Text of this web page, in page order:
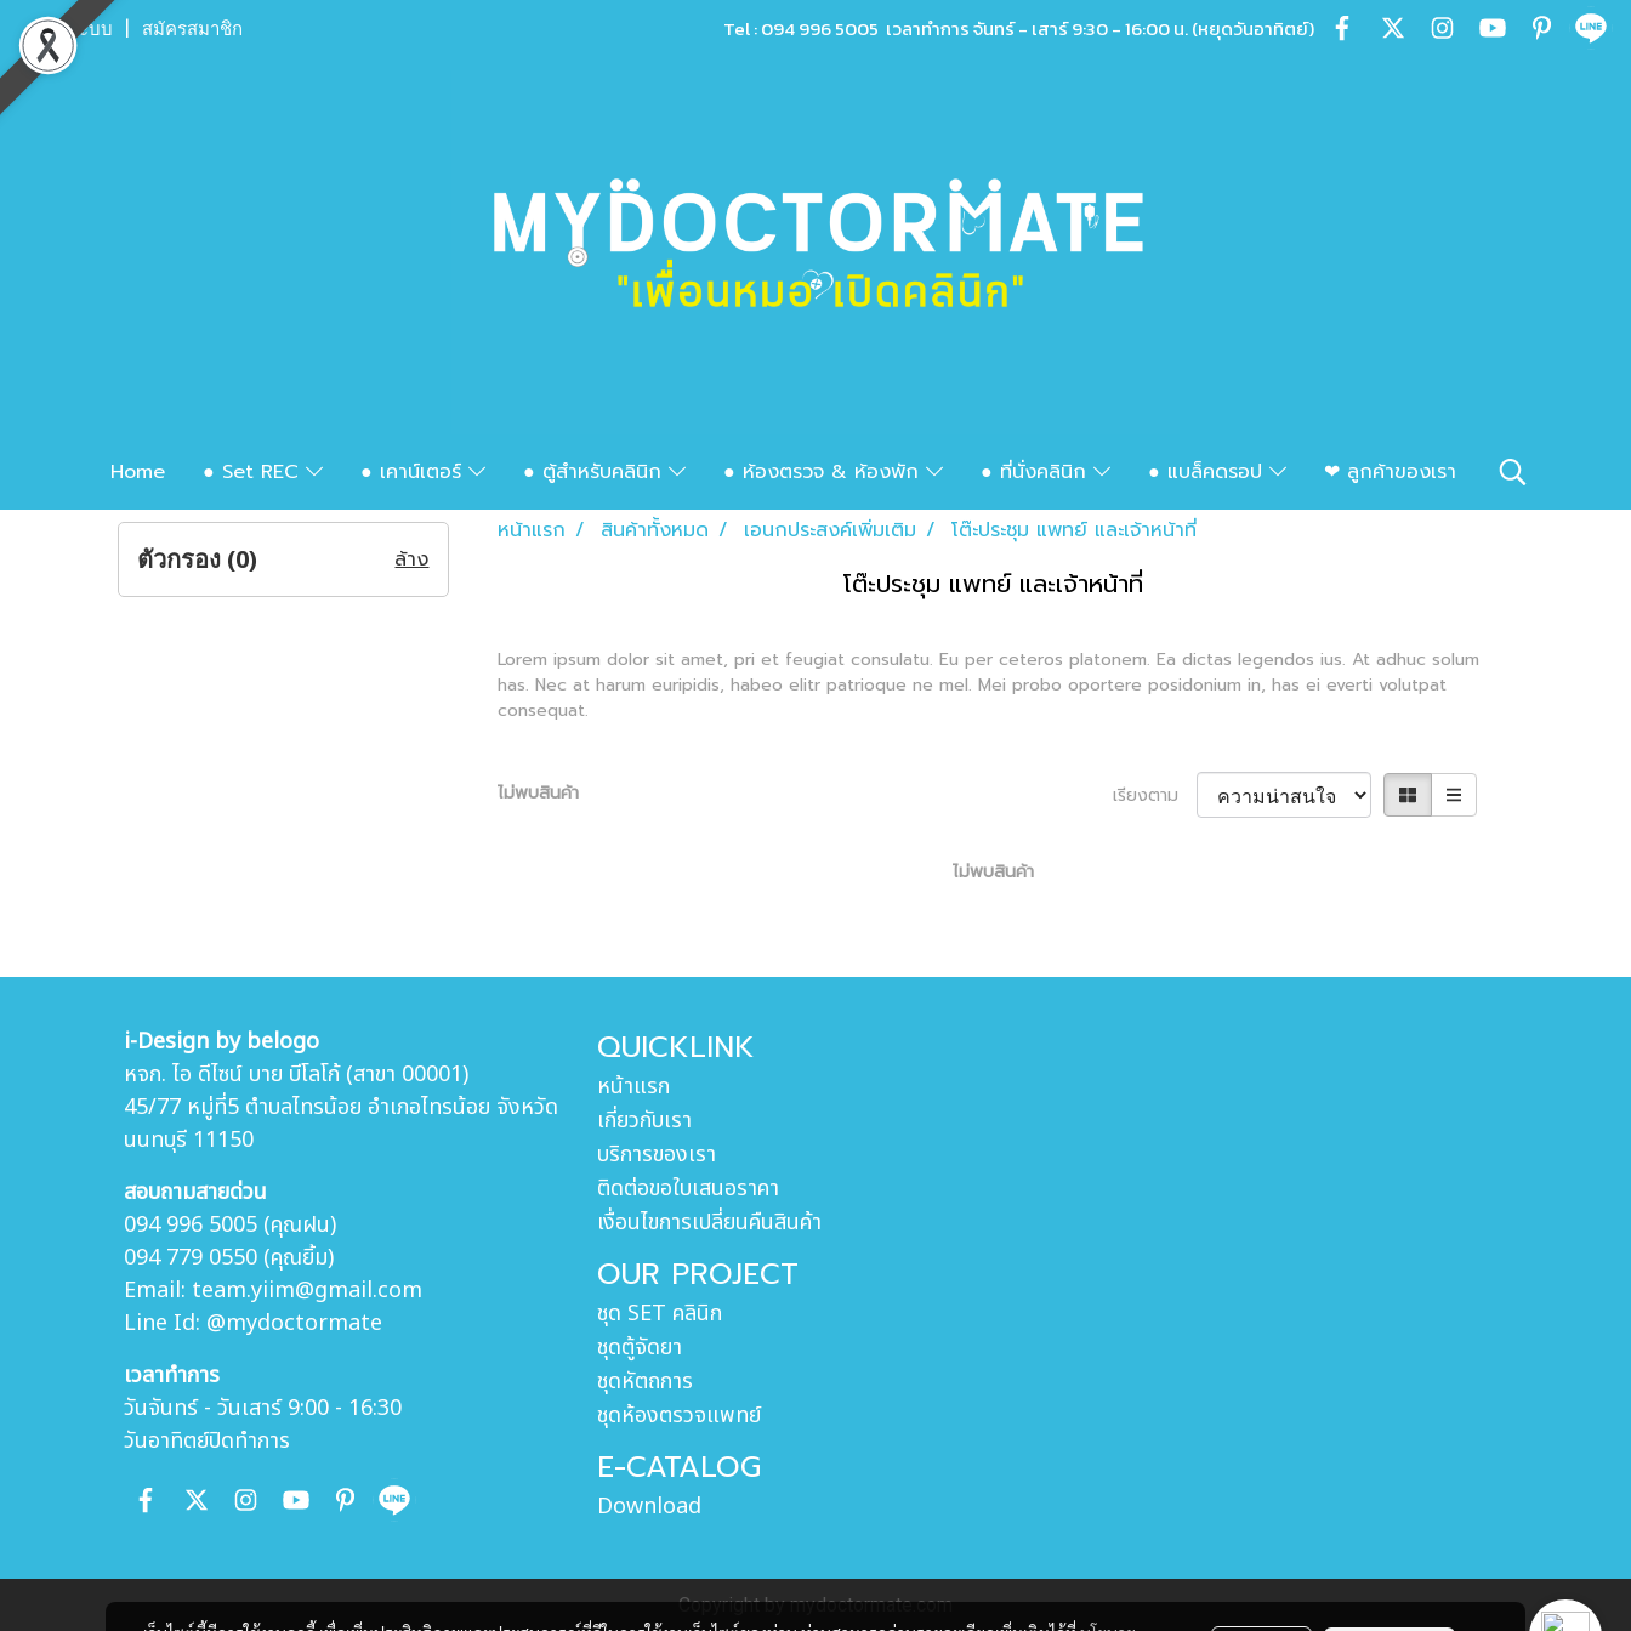
เข้าสู่ระบบ สมัครสมาชิก Tel : 094 996 5005 เวลาทำการ จันทร์ - เสาร์ 9:30 - 16:00 น. (หยุดวันอาทิตย์)
Home ● Set REC ● เคาน์เตอร์ ● ตู้สำหรับคลินิก ● ห้องตรวจ & ห้องพัก ● ที่นั่งคลินิก ● แบล็คดรอป
❤ ลูกค้าของเรา
หน้าแรก
สินค้าทั้งหมด เอนกประสงค์เพิ่มเติม โต๊ะประชุม แพทย์ และเจ้าหน้าที่
โต๊ะประชุม แพทย์ และเจ้าหน้าที่
Lorem ipsum dolor sit amet, pri et feugiat consulatu. Eu per ceteros platonem. Ea dictas legendos ius. At adhuc solum
has. Nec at harum euripidis, habeo elitr patrioque ne mel. Mei probo oportere posidonium in, has ei everti volutpat
consequat.
ไม่พบสินค้า เรียงตาม
ไม่พบสินค้า
ตัวกรอง (0) ล้าง
i-Design by belogo
หจก. ไอ ดีไซน์ บาย บีโลโก้ (สาขา 00001)
45/77 หมู่ที่5 ตำบลไทรน้อย อำเภอไทรน้อย จังหวัด
นนทบุรี 11150
สอบถามสายด่วน
094 996 5005 (คุณฝน)
094 779 0550 (คุณยิ้ม)
Email: team.yiim@gmail.com
Line Id: @mydoctormate
เวลาทำการ
วันจันทร์ - วันเสาร์ 9:00 - 16:30
วันอาทิตย์ปิดทำการ
QUICKLINK
หน้าแรก
เกี่ยวกับเรา
บริการของเรา
ติดต่อขอใบเสนอราคา
เงื่อนไขการเปลี่ยนคืนสินค้า
OUR PROJECT
ชุด SET คลินิก
ชุดตู้จัดยา
ชุดหัตถการ
ชุดห้องตรวจแพทย์
E-CATALOG
Download
Copyright by mydoctormate.com